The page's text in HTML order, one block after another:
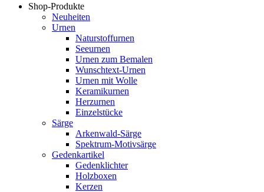
Shop-Produkte
Neuheiten
Urnen
Naturstoffurnen
Seeurnen
Urnen zum Bemalen
Wunschtext-Urnen
Urnen mit Wolle
Keramikurnen
Herzurnen
Einzelstücke
Särge
Arkenwald-Särge
Spektrum-Motivsärge
Gedenkartikel
Gedenklichter
Holzboxen
Kerzen